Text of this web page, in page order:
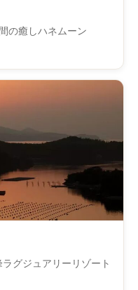
の癒しハネムーン
グジュアリーリゾート